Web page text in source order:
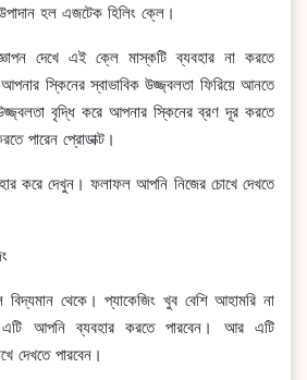
হল এজটেক হিলিং ক্লে।
দেখে এই ক্লে মাস্কটি ব্যবহার না করতে
স্কিনের স্বাভাবিক উজ্জ্বলতা ফিরিয়ে আনতে
বৃদ্ধি করে আপনার স্কিনের ব্রণ দূর করতে
পারেন প্রোডাক্ট।
করে দেখুন। ফলাফল আপনি নিজের চোখে দেখতে
থেকে। প্যাকেজিং খুব বেশি আহামরি না
আপনি ব্যবহার করতে পারবেন। আর এটি
দেখতে পারবেন।